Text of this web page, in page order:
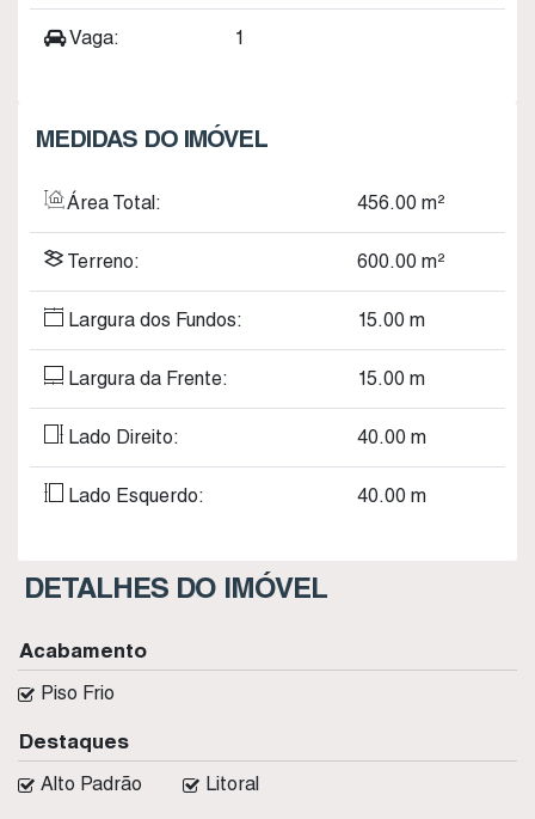
Vaga: 1
MEDIDAS DO IMÓVEL
Área Total: 456.00 m²
Terreno: 600.00 m²
Largura dos Fundos: 15.00 m
Largura da Frente: 15.00 m
Lado Direito: 40.00 m
Lado Esquerdo: 40.00 m
DETALHES DO IMÓVEL
Destaques
Alto Padrão Litoral
Acabamento
Piso Frio